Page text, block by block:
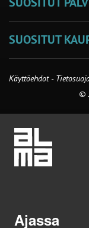
SUOSITUT
Käyttöehdot -
©